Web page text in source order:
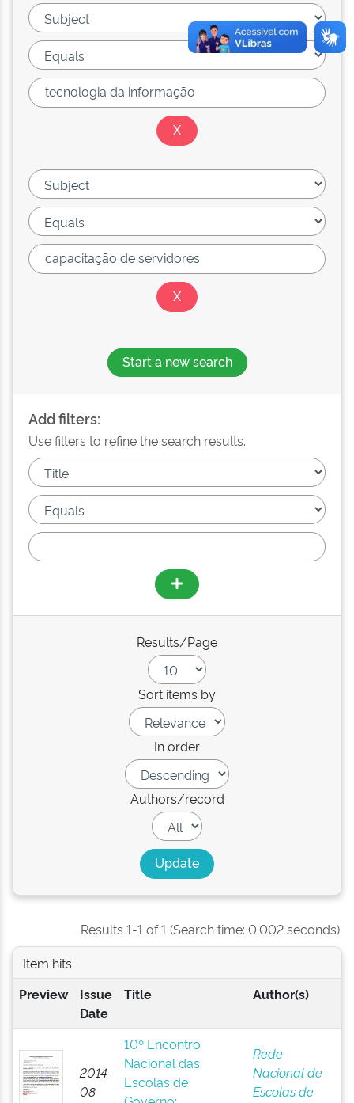
Start a new search
Add filters:
Use filters to refine the search results.
Results/Page
Sort items by
In order
Authors/record
Results 1-1 of 1 (Search time: 0.002 seconds).
Item hits:
Preview
Issue
Date
Title Author(s)
2014-
08
10º Encontro
Nacional das
Escolas de
Rede
Nacional de
Escolas de